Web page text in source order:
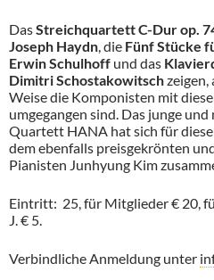
DasStreichquartett C-Dur op.
Joseph Haydn, die Fünf Stücke
Erwin Schulhoff und das
Dimitri Schostakowitsch
Weise die Komponisten mit
umgegangen sind. Das junge
Quartett HANA hat sich für
dem ebenfalls preisgekrönten
Pianisten Junhyung Kim
Eintritt: 25, für Mitglieder € 20,
J. € 5.
Verbindliche Anmeldung unter